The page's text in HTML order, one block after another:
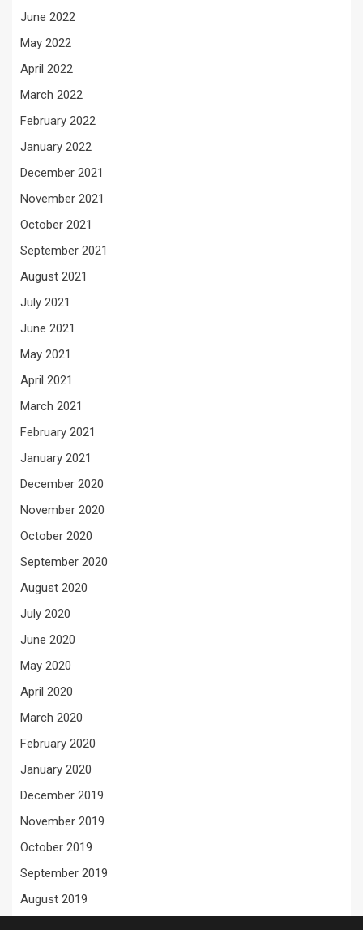
June 2022
May 2022
April 2022
March 2022
February 2022
January 2022
December 2021
November 2021
October 2021
September 2021
August 2021
July 2021
June 2021
May 2021
April 2021
March 2021
February 2021
January 2021
December 2020
November 2020
October 2020
September 2020
August 2020
July 2020
June 2020
May 2020
April 2020
March 2020
February 2020
January 2020
December 2019
November 2019
October 2019
September 2019
August 2019